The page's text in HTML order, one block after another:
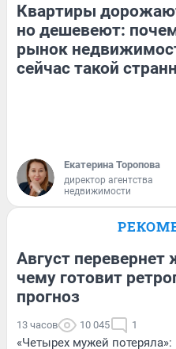
Квартиры
но дешевеют:
рынок
сейчас такой
Екатерина Торопова
директор агентства
недвижимости
Август
чему готовит
прогноз
13 часов 10 045 1
«Четырех мужей